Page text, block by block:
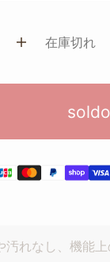
在庫切れ
汚れなし、機能